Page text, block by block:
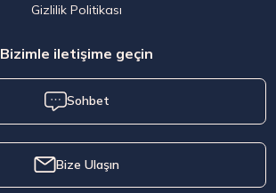
Gizlilik Politikası
Bizimle iletişime geçin
Sohbet
Bize Ulaşın